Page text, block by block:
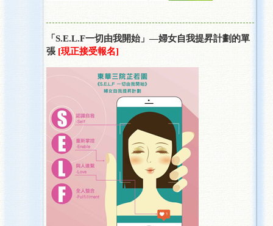
「S.E.L.F一切由我開始」—婦女自我提昇計劃的單
張 [現正接受報名]